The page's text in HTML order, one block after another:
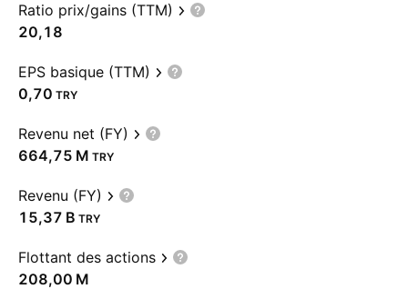
Ratio prix/gains (TTM)
20,18
EPS basique (TTM)
0,70 TRY
Revenu net (FY)
‪664,75 M‬ TRY
Revenu (FY)
‪15,37 B‬ TRY
Flottant des actions
‪208,00 M‬